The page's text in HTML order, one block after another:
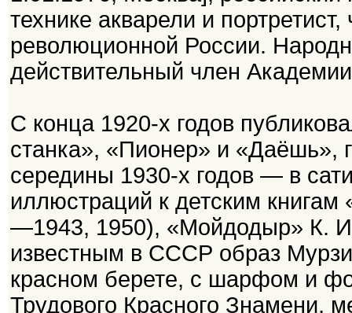
технике акварели и
революционной России.
действительный член
С конца 1920-х годов
станка», «Пионер» и «Даёшь»,
середины 1930-х годов — в
иллюстраций к детским
—1943, 1950), «Мойдодыр» К.
известным в СССР образ
красном берете, с шарфом и
Трудового Красного Знамени,